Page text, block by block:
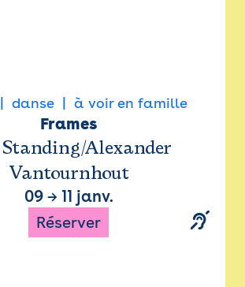
danse à voir en famille
Frames
Alexander
Vantournhout
09→ 11 janv.
Réserver